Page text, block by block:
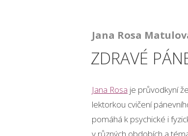
Jana Rosa
ZDRAVÉ
Jana Rosa je průvodkyní
lektorkou cvičení
pomáhá k psychické i